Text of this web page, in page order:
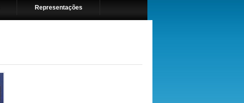
Representações